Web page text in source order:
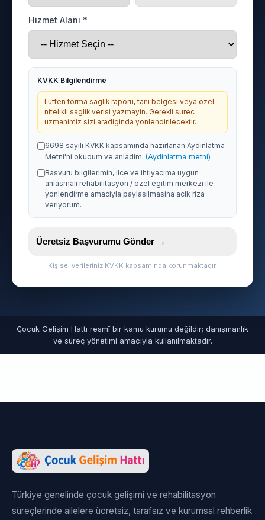
Hizmet Alanı *
KVKK Bilgilendirme
Lutfen forma saglik raporu, tani belgesi veya ozel
nitelikli saglik verisi yazmayin. Gerekli surec
uzmanimiz sizi aradiginda yonlendirilecektir.
6698 sayili KVKK kapsaminda hazirlanan Aydinlatma
Metni'ni okudum ve anladim. (Aydinlatma metni)
Basvuru bilgilerimin, ilce ve ihtiyacima uygun
anlasmali rehabilitasyon / ozel egitim merkezi ile
yonlendirme amaciyla paylasilmasina acik riza
veriyorum.
Ücretsiz Başvurumu Gönder →
Kişisel verileriniz KVKK kapsamında korunmaktadır.
Çocuk Gelişim Hattı resmî bir kamu kurumu değildir; danışmanlık
ve süreç yönetimi amacıyla kullanılmaktadır.
Türkiye genelinde çocuk gelişimi ve rehabilitasyon
süreçlerinde ailelere ücretsiz, tarafsız ve kurumsal rehberlik